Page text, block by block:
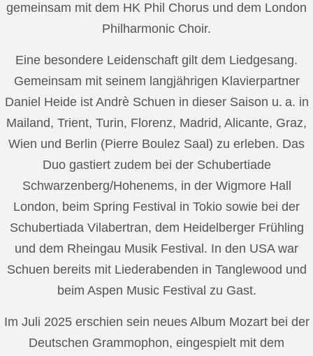
gemeinsam mit dem HK Phil Chorus und dem London
Philharmonic Choir.
Eine besondere Leidenschaft gilt dem Liedgesang.
Gemeinsam mit seinem langjährigen Klavierpartner
Daniel Heide ist Andrè Schuen in dieser Saison u. a. in
Mailand, Trient, Turin, Florenz, Madrid, Alicante, Graz,
Wien und Berlin (Pierre Boulez Saal) zu erleben. Das
Duo gastiert zudem bei der Schubertiade
Schwarzenberg/Hohenems, in der Wigmore Hall
London, beim Spring Festival in Tokio sowie bei der
Schubertiada Vilabertran, dem Heidelberger Frühling
und dem Rheingau Musik Festival. In den USA war
Schuen bereits mit Liederabenden in Tanglewood und
beim Aspen Music Festival zu Gast.
Im Juli 2025 erschien sein neues Album Mozart bei der
Deutschen Grammophon, eingespielt mit dem